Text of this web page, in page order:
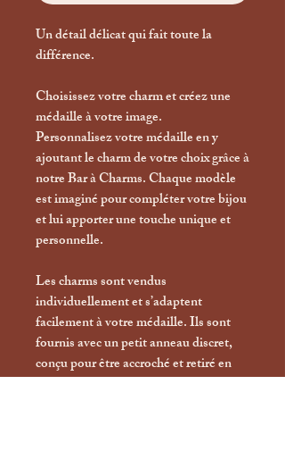
Un détail délicat qui fait toute la
différence.
Choisissez votre charm et créez une
médaille à votre image.
Personnalisez votre médaille en y
ajoutant le charm de votre choix grâce à
notre Bar à Charms. Chaque modèle
est imaginé pour compléter votre bijou
et lui apporter une touche unique et
personnelle.
Les charms sont vendus
individuellement et s’adaptent
facilement à votre médaille. Ils sont
fournis avec un petit anneau discret,
conçu pour être accroché et retiré en
toute simplicité.